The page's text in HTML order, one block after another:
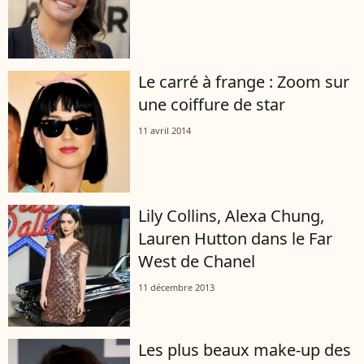
Le carré à frange : Zoom sur
une coiffure de star
11 avril 2014
Lily Collins, Alexa Chung,
Lauren Hutton dans le Far
West de Chanel
11 décembre 2013
Les plus beaux make-up des